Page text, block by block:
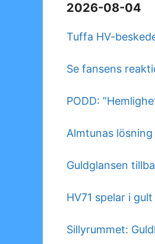
2026-08-04
Tuffa HV-
Se fansens
PODD:
Almtunas
Guldglansen
HV71 spelar i
Sillyrummet: